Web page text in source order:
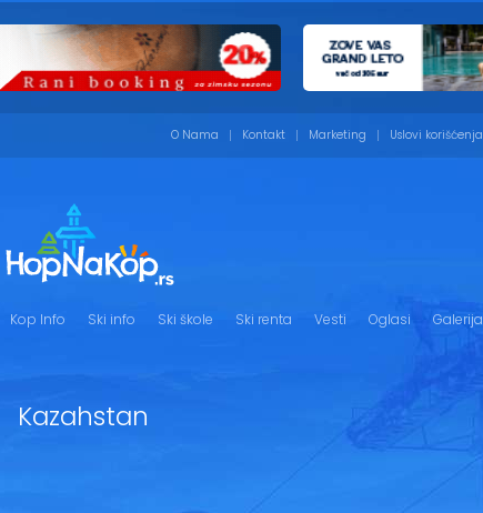
O Nama Kontakt Marketing Uslovi korišćenja
Kop Info Ski info Ski škole Ski renta Vesti Oglasi Galerija
Kazahstan